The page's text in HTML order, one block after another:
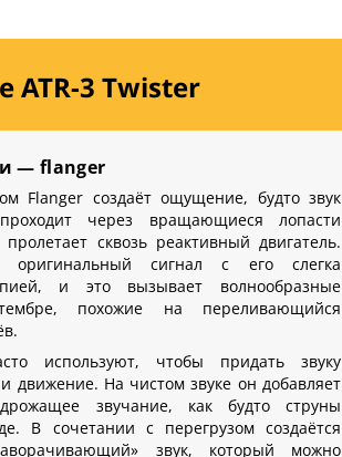
ATR-3 Twister
— flanger
Flanger создаёт ощущение, будто звук
через вращающиеся лопасти
сквозь реактивный двигатель.
оригинальный сигнал с его слегка
и это вызывает волнообразные
похожие на переливающийся
используют, чтобы придать звуку
движение. На чистом звуке он добавляет
звучание, как будто струны
В сочетании с перегрузом создаётся
звук, который можно